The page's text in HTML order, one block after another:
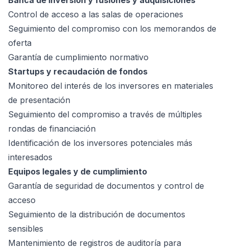
Control de acceso a las salas de operaciones
Seguimiento del compromiso con los memorandos de
oferta
Garantía de cumplimiento normativo
Startups y recaudación de fondos
Monitoreo del interés de los inversores en materiales
de presentación
Seguimiento del compromiso a través de múltiples
rondas de financiación
Identificación de los inversores potenciales más
interesados
Equipos legales y de cumplimiento
Garantía de seguridad de documentos y control de
acceso
Seguimiento de la distribución de documentos
sensibles
Mantenimiento de registros de auditoría para